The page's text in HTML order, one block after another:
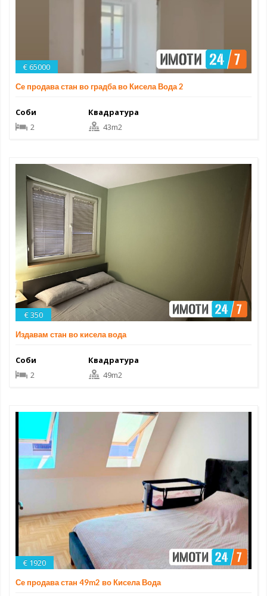
€ 65000
Се продава стан во градба во Кисела Вода 2
Соби
2
Квадратура
43m2
€ 350
Издавам стан во кисела вода
Соби
2
Квадратура
49m2
€ 1920
Се продава стан 49m2 во Кисела Вода